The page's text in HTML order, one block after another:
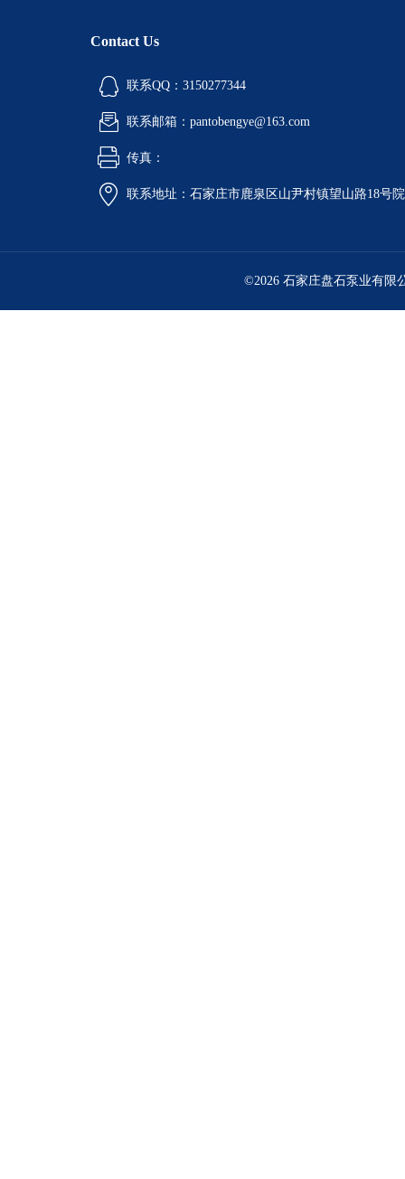
Contact Us
联系QQ：3150277344
联系邮箱：pantobengye@163.com
传真：
联系地址：石家庄市鹿泉区山尹村镇望山路18号
©2026 石家庄盘石泵业有限